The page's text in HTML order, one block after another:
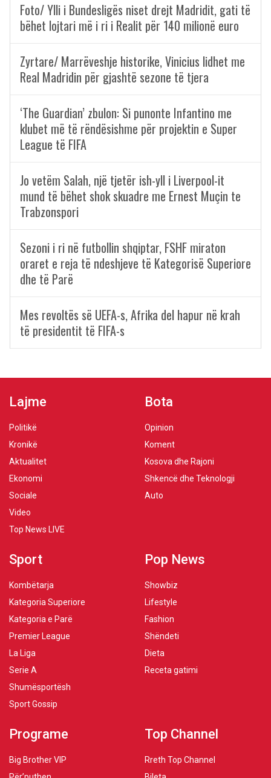
Foto/ Ylli i Bundesligës niset drejt Madridit, gati të
bëhet lojtari më i ri i Realit për 140 milionë euro
Zyrtare/ Marrëveshje historike, Vinicius lidhet me
Real Madridin për gjashtë sezone të tjera
‘The Guardian’ zbulon: Si punonte Infantino me
klubet më të rëndësishme për projektin e Super
League të FIFA
Jo vetëm Salah, një tjetër ish-yll i Liverpool-it
mund të bëhet shok skuadre me Ernest Muçin te
Trabzonspori
Sezoni i ri në futbollin shqiptar, FSHF miraton
oraret e reja të ndeshjeve të Kategorisë Superiore
dhe të Parë
Mes revoltës së UEFA-s, Afrika del hapur në krah
të presidentit të FIFA-s
Lajme
Politikë
Kronikë
Aktualitet
Ekonomi
Sociale
Video
Top News LIVE
Bota
Opinion
Koment
Kosova dhe Rajoni
Shkencë dhe Teknologji
Auto
Sport
Kombëtarja
Kategoria Superiore
Kategoria e Parë
Premier League
La Liga
Serie A
Shumësportësh
Sport Gossip
Pop News
Showbiz
Lifestyle
Fashion
Shëndeti
Dieta
Receta gatimi
Programe
Big Brother VIP
Top Channel
Rreth Top Channel